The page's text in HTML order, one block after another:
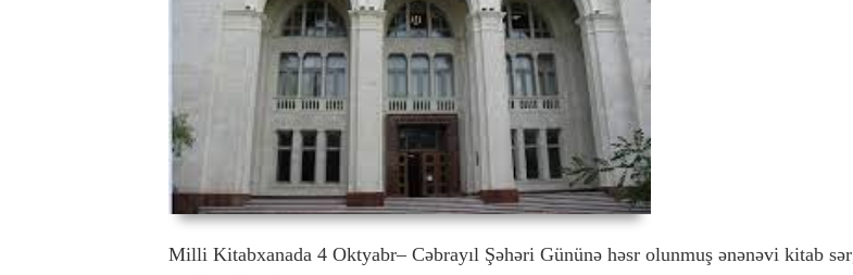
Milli Kitabxanada 4 Oktyabr– Cəbrayıl Şəhəri Gününə həsr olunmuş ənənəvi kitab